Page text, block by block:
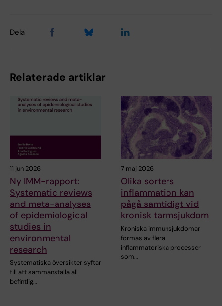
Dela
Relaterade artiklar
11 jun 2026
Ny IMM-rapport:
Systematic reviews
and meta-analyses
of epidemiological
studies in
environmental
research
Systematiska översikter syftar
till att sammanställa all
befintlig…
7 maj 2026
Olika sorters
inflammation kan
pågå samtidigt vid
kronisk tarmsjukdom
Kroniska immunsjukdomar
formas av flera
inflammatoriska processer
som…